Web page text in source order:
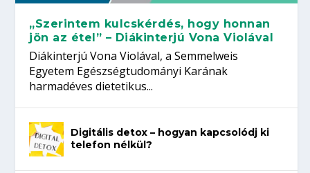
„Szerintem kulcskérdés, hogy honnan
jön az étel” – Diákinterjú Vona Violával
Diákinterjú Vona Violával, a Semmelweis
Egyetem Egészségtudományi Karának
harmadéves dietetikus...
Digitális detox – hogyan kapcsolódj ki
telefon nélkül?